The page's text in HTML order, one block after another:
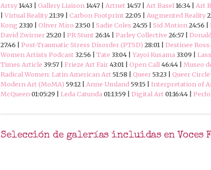
Artsy 14:43 | Gallery Liaison 14:47 | Artnet 14:57 | Art Basel 16:34 | Art
Virtual Reality21:39 | Carbon Footprint22:05 | Augmented Reality
Kong 23:10 | Oliver Miro 23:50 | Sadie Coles 24:55 | Sid Motion 24:56 |
David Zwirner25:20 | PR Stunt26:14 | Parley Collective 26:57 |
27:46 | Post-Traumatic Stress Disorder (PTSD) 28:01 | Destinee
Women Artists Podcast 32:56 | Tate 33:04 | Yayoi Kusama 33:09 |
Times Article 39:57 | Frieze Art Fair43:01 | Open Call 46:44 | Museo
Radical Women: Latin American Art51:58 | Queer53:23 | Queer Circle
Modern Art (MoMA) 59:12 | Anne Umland 59:15 | Interpretation of
McQueen 01:05:29 | Leda Catunda 01:13:59 | Digital Art01:16:44 |
Selección de galerías incluidas en Voces